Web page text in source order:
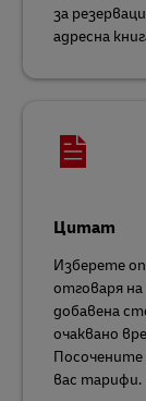
за
адресна
Цитат
Изберете
отговаря
добавена
очаквано
Посочените
вас тарифи.